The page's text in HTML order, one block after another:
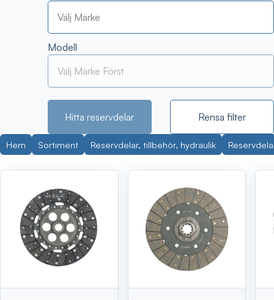
Modell
Hitta reservdelar Rensa filter
Hem Sortiment Reservdelar, tillbehör, hydraulik
Visa